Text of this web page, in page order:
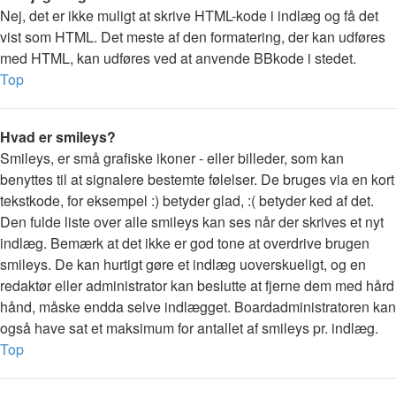
Nej, det er ikke muligt at skrive HTML-kode i indlæg og få det
vist som HTML. Det meste af den formatering, der kan udføres
med HTML, kan udføres ved at anvende BBkode i stedet.
Top
Hvad er smileys?
Smileys, er små grafiske ikoner - eller billeder, som kan
benyttes til at signalere bestemte følelser. De bruges via en kort
tekstkode, for eksempel :) betyder glad, :( betyder ked af det.
Den fulde liste over alle smileys kan ses når der skrives et nyt
indlæg. Bemærk at det ikke er god tone at overdrive brugen
smileys. De kan hurtigt gøre et indlæg uoverskueligt, og en
redaktør eller administrator kan beslutte at fjerne dem med hård
hånd, måske endda selve indlægget. Boardadministratoren kan
også have sat et maksimum for antallet af smileys pr. indlæg.
Top